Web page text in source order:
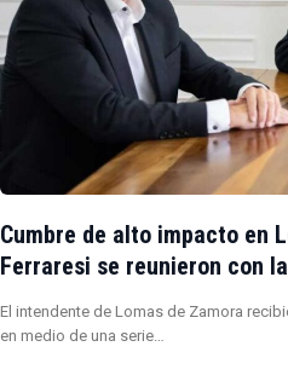
Cumbre de alto impacto en
Ferraresi se reunieron con
El intendente de Lomas de Zamora
en medio de una serie…